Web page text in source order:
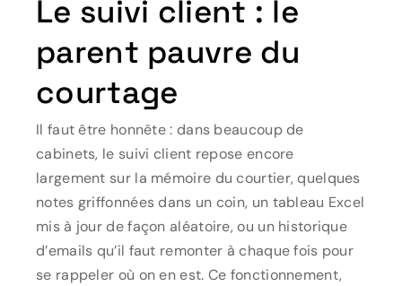
Le suivi client : le
parent pauvre du
courtage
Il faut être honnête : dans beaucoup de
cabinets, le suivi client repose encore
largement sur la mémoire du courtier, quelques
notes griffonnées dans un coin, un tableau Excel
mis à jour de façon aléatoire, ou un historique
d’emails qu’il faut remonter à chaque fois pour
se rappeler où on en est. Ce fonctionnement,